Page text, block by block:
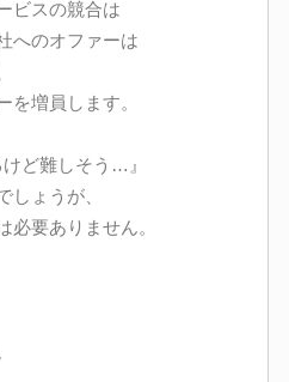
ビスの競合は
へのオファーは
を増員します。
ど難しそう…』
しょうが、
必要ありません。